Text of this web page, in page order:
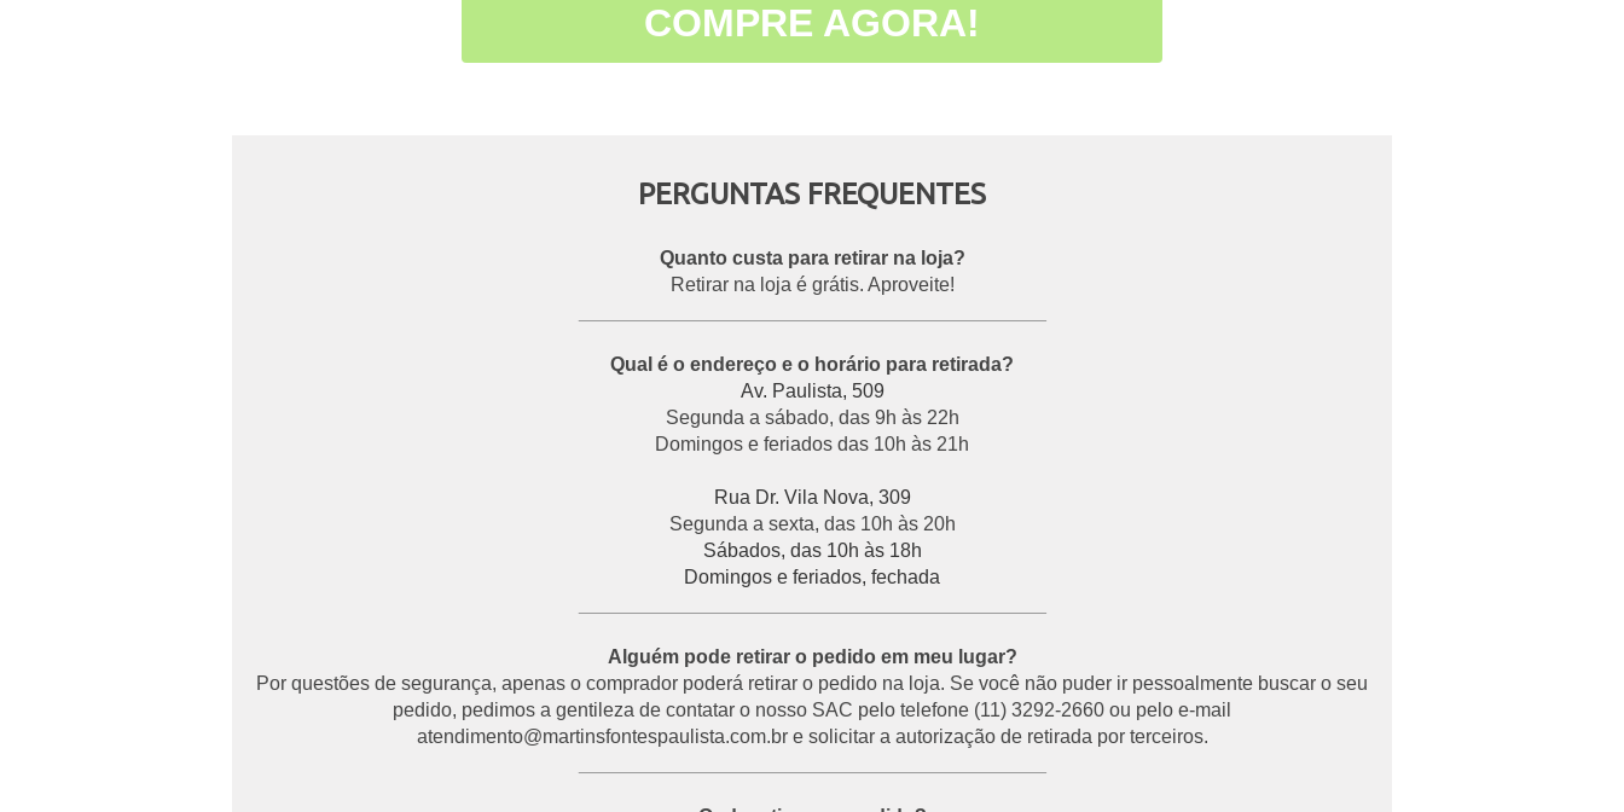
COMPRE AGORA!
PERGUNTAS FREQUENTES
Quanto custa para retirar na loja?
Retirar na loja é grátis. Aproveite!
Qual é o endereço e o horário para retirada?
Av. Paulista, 509
Segunda a sábado, das 9h às 22h
Domingos e feriados das 10h às 21h
Rua Dr. Vila Nova, 309
Segunda a sexta, das 10h às 20h
Sábados, das 10h às 18h
Domingos e feriados, fechada
Alguém pode retirar o pedido em meu lugar?
Por questões de segurança, apenas o comprador poderá retirar o pedido na loja. Se você não puder ir pessoalmente buscar o seu
pedido, pedimos a gentileza de contatar o nosso SAC pelo telefone (11) 3292-2660 ou pelo e-mail
atendimento@martinsfontespaulista.com.br e solicitar a autorização de retirada por terceiros.